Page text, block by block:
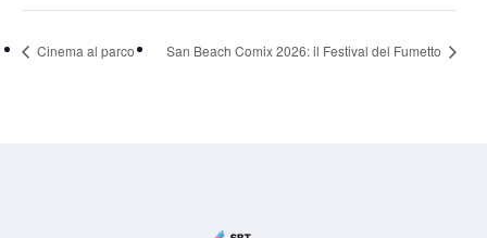
Cinema al parco San Beach Comix 2026: il Festival del Fumetto